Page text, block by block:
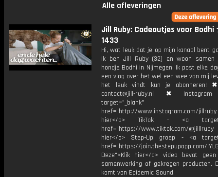
Alle afleveringen
Jill Ruby: Cadeautjes voor
1433
Hi, wat leuk dat je op mijn kanaal bent
Ik ben Jill Ruby (32) en woon
hondje Bodhi in Nijmegen. Ik post elke
een vlog over het wel een wee van mij
het leuk vindt kun je abonneren!
contact@jill-ruby.nl ✖
target="_blank"
href="http://www.instagram.com/
hier</a> TikTok - <a
href="https://www.tiktok.com/
hier</a> Step-Up groep - <a
href="https://join.thestepupapp.com/
Deze">Klik hier</a> video bevat
samenwerking of gekregen producten.
komt van Epidemic Sound.